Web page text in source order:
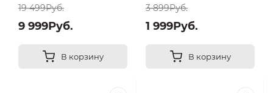
19 499Руб.
9 999Руб.
В корзину
3 899Руб.
1 999Руб.
В корзину